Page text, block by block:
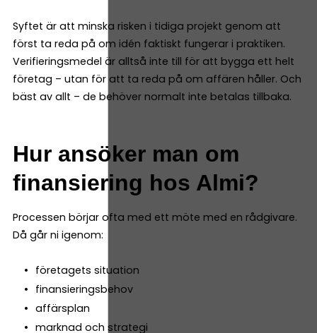
Syftet är att minska risken i tidiga projekt genom att
först ta reda på om idén faktiskt fungerar i praktiken.
Verifieringsmedel är alltså inte till för att bygga ett helt
företag – utan för att ta reda på om affären håller. Och
bäst av allt – de behöver normalt inte betalas tillbaka.
Hur ansöker man om
finansiering hos Almi?
Processen börjar ofta med ett möte med en rådgivare.
Då går ni igenom:
företagets situation
finansieringsbehov
affärsplan
marknad och strategi